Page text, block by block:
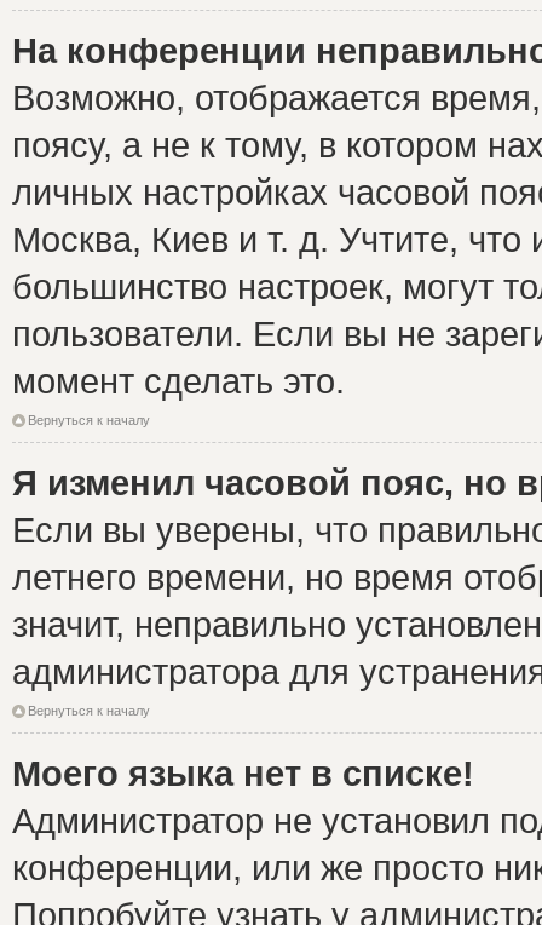
На конференции
Возможно, отображается
поясу, а не к тому, в котором
личных настройках часовой
Москва, Киев и т. д. Учтите, что
большинство настроек, могут
пользователи. Если вы не
момент сделать это.
Вернуться к началу
Я изменил часовой пояс, но
Если вы уверены, что
летнего времени, но время
значит, неправильно
администратора для
Вернуться к началу
Моего языка нет в списке!
Администратор не установил
конференции, или же просто
Попробуйте узнать у